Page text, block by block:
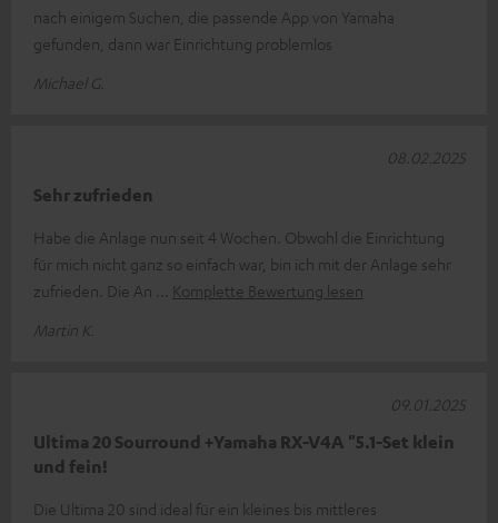
nach einigem Suchen, die passende App von Yamaha
gefunden, dann war Einrichtung problemlos
Michael G.
Sehr zufrieden
Habe die Anlage nun seit 4 Wochen. Obwohl die Einrichtung
für mich nicht ganz so einfach war, bin ich mit der Anlage sehr
zufrieden. Die An
Komplette Bewertung lesen
Martin K.
08.02.2025
Ultima 20 Sourround +Yamaha RX-V4A "5.1-Set klein
und fein!
Die Ultima 20 sind ideal für ein kleines bis mittleres
09.01.2025